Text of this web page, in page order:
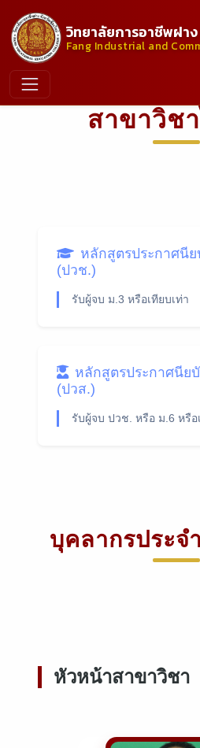
วิทยาลัยการอาชีพฝาง
Fang Industrial and
สาขาวิช
หลักสูตรประกาศนี
(ปวช.)
รับผู้จบ ม.3 หรือเทียบเท่า
หลักสูตรประกาศนีย
(ปวส.)
รับผู้จบ ปวช. หรือ ม.6 หรือ
บุคลากรประจ
หัวหน้าสาขาวิชา